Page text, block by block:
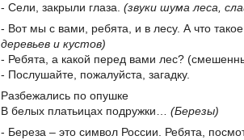
- Сели, закрыли глаза. (звуки шума леса,
- Вот мы с вами, ребята, и в лесу. А что
деревьев и кустов)
- Ребята, а какой перед вами лес?
- Послушайте, пожалуйста, загадку.
Разбежались по опушке
В белых платьицах подружки… (Березы)
- Береза – это символ России. Ребята,